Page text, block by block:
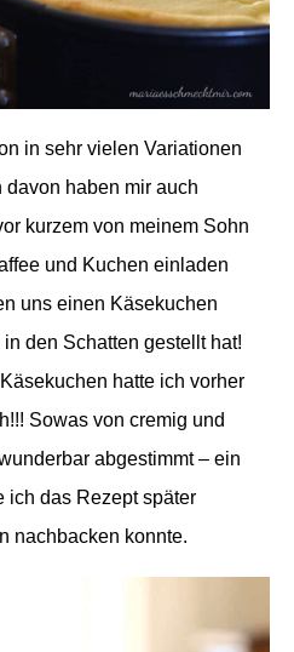
in sehr vielen Variationen
haben mir auch
kurzem von meinem Sohn
und Kuchen einladen
uns einen Käsekuchen
den Schatten gestellt hat!
hatte ich vorher
Sowas von cremig und
abgestimmt – ein
ich das Rezept später
nachbacken konnte.